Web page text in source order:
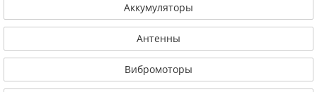
Аккумуляторы
Антенны
Вибромоторы